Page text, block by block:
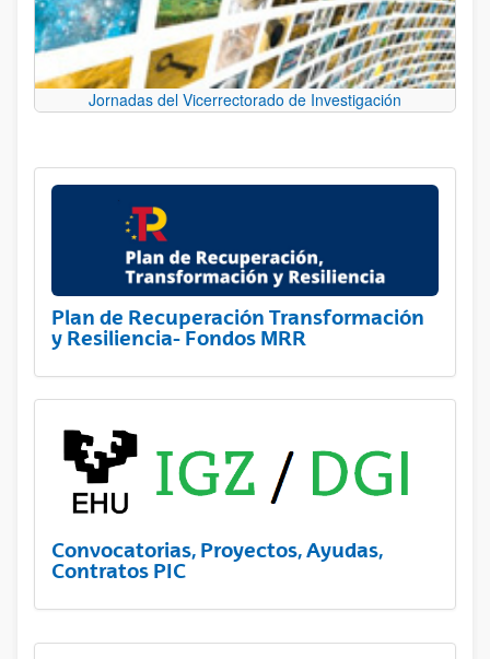
Jornadas del Vicerrectorado de Investigación
Plan de Recuperación Transformación
y Resiliencia- Fondos MRR
Convocatorias, Proyectos, Ayudas,
Contratos PIC